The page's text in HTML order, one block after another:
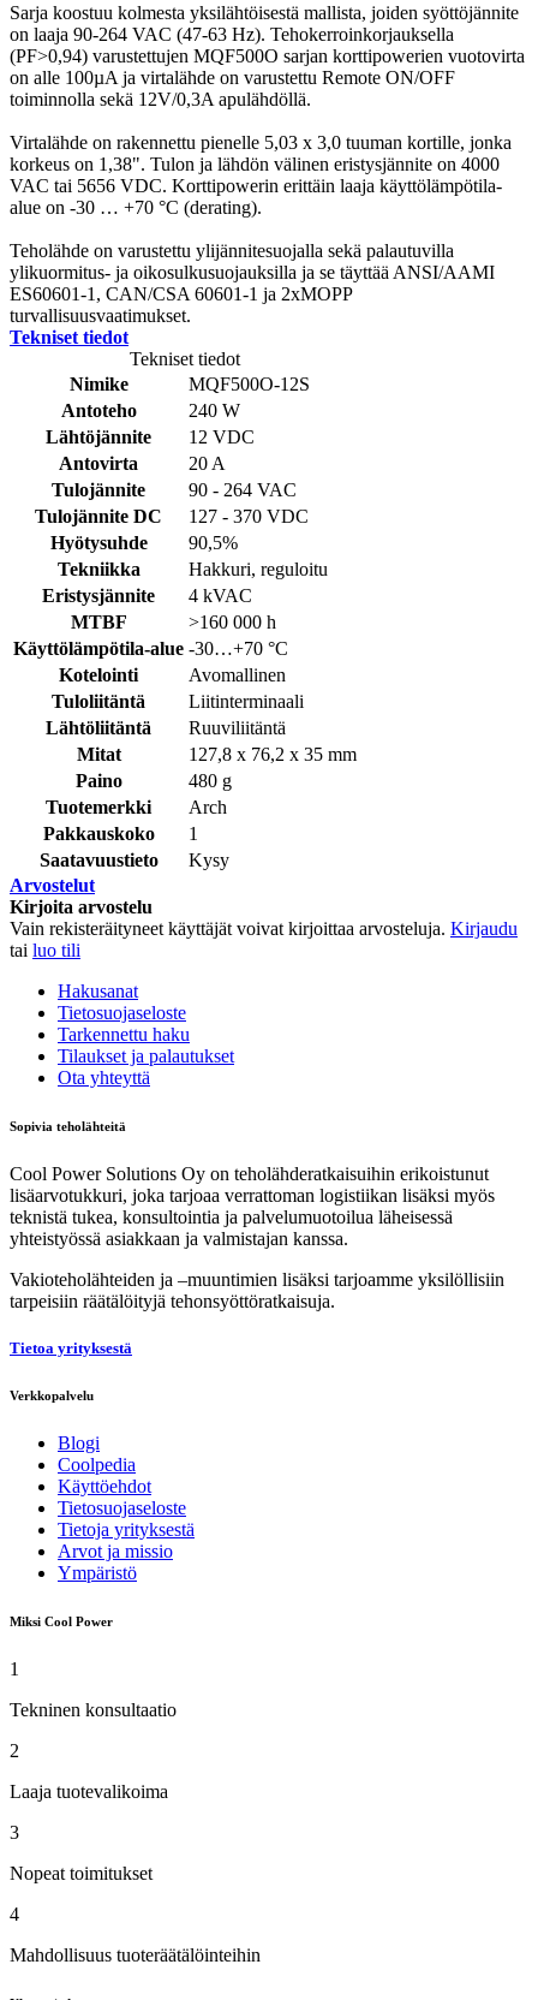
Sarja koostuu kolmesta yksilähtöisestä mallista, joiden syöttöjännite
on laaja 90-264 VAC (47-63 Hz). Tehokerroinkorjauksella
(PF>0,94) varustettujen MQF500O sarjan korttipowerien vuotovirta
on alle 100µA ja virtalähde on varustettu Remote ON/OFF
toiminnolla sekä 12V/0,3A apulähdöllä.
Virtalähde on rakennettu pienelle 5,03 x 3,0 tuuman kortille, jonka
korkeus on 1,38". Tulon ja lähdön välinen eristysjännite on 4000
VAC tai 5656 VDC. Korttipowerin erittäin laaja käyttölämpötila-
alue on -30 … +70 °C (derating).
Teholähde on varustettu ylijännitesuojalla sekä palautuvilla
ylikuormitus- ja oikosulkusuojauksilla ja se täyttää ANSI/AAMI
ES60601-1, CAN/CSA 60601-1 ja 2xMOPP
turvallisuusvaatimukset.
Tekniset tiedot
Tekniset tiedot
Nimike
MQF500O-12S
Antoteho
240 W
Lähtöjännite
12 VDC
Antovirta
20 A
Tulojännite
90 - 264 VAC
Tulojännite DC
127 - 370 VDC
Hyötysuhde
90,5%
Tekniikka
Hakkuri, reguloitu
Eristysjännite
4 kVAC
MTBF
>160 000 h
Käyttölämpötila-alue -30…+70 °C
Kotelointi
Avomallinen
Tuloliitäntä
Liitinterminaali
Lähtöliitäntä
Ruuviliitäntä
Mitat
127,8 x 76,2 x 35 mm
Paino
480 g
Tuotemerkki
Arch
Pakkauskoko
1
Saatavuustieto
Kysy
Arvostelut
Kirjoita arvostelu
Vain rekisteräityneet käyttäjät voivat kirjoittaa arvosteluja. Kirjaudu
tai luo tili
Hakusanat
Tietosuojaseloste
Tarkennettu haku
Tilaukset ja palautukset
Ota yhteyttä
Sopivia teholähteitä
Cool Power Solutions Oy on teholähderatkaisuihin erikoistunut
lisäarvotukkuri, joka tarjoaa verrattoman logistiikan lisäksi myös
teknistä tukea, konsultointia ja palvelumuotoilua läheisessä
yhteistyössä asiakkaan ja valmistajan kanssa.
Vakioteholähteiden ja –muuntimien lisäksi tarjoamme yksilöllisiin
tarpeisiin räätälöityjä tehonsyöttöratkaisuja.
Tietoa yrityksestä
Verkkopalvelu
Blogi
Coolpedia
Käyttöehdot
Tietosuojaseloste
Tietoja yrityksestä
Arvot ja missio
Ympäristö
Miksi Cool Power
1
Tekninen konsultaatio
2
Laaja tuotevalikoima
3
Nopeat toimitukset
4
Mahdollisuus tuoteräätälöinteihin